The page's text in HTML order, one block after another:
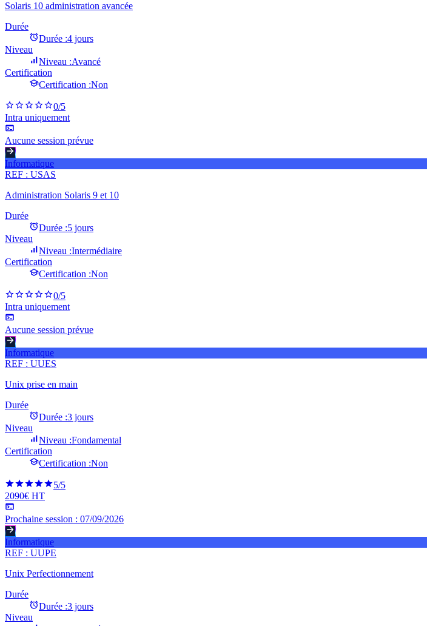
Solaris 10 administration avancée
Durée
Durée :4 jours
Niveau
Niveau :Avancé
Certification
Certification :Non
0/5
Intra uniquement
Aucune session prévue
Informatique
REF : USAS
Administration Solaris 9 et 10
Durée
Durée :5 jours
Niveau
Niveau :Intermédiaire
Certification
Certification :Non
0/5
Intra uniquement
Aucune session prévue
Informatique
REF : UUES
Unix prise en main
Durée
Durée :3 jours
Niveau
Niveau :Fondamental
Certification
Certification :Non
5/5
2090€ HT
Prochaine session : 07/09/2026
Informatique
REF : UUPE
Unix Perfectionnement
Durée
Durée :3 jours
Niveau